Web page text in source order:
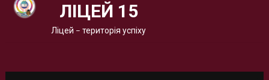
ЛІЦЕЙ 15
Ліцей – територія успіху